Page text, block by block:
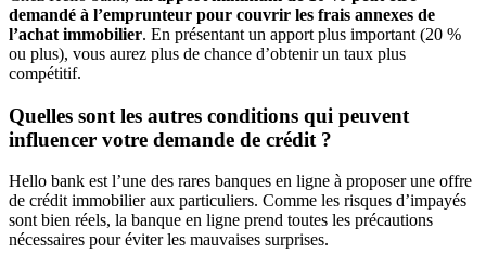
demandé à l’emprunteur pour couvrir les frais annexes de
l’achat immobilier. En présentant un apport plus important (20 %
ou plus), vous aurez plus de chance d’obtenir un taux plus
compétitif.
Quelles sont les autres conditions qui peuvent
influencer votre demande de crédit ?
Hello bank est l’une des rares banques en ligne à proposer une offre
de crédit immobilier aux particuliers. Comme les risques d’impayés
sont bien réels, la banque en ligne prend toutes les précautions
nécessaires pour éviter les mauvaises surprises.